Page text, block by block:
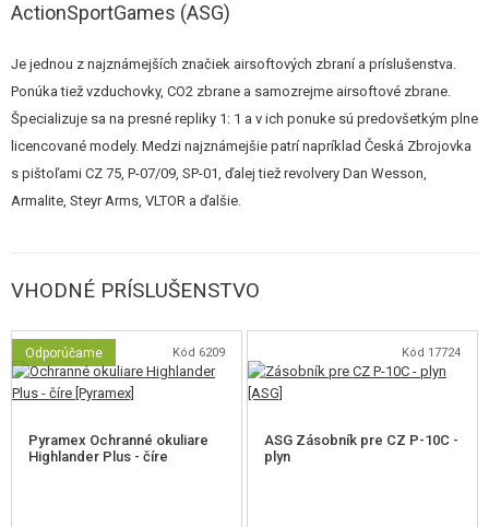
zásobníkmi. Okrem toho je táto pištoľ veľmi
Jejblowbackjeostrejší a realistickejšíako u najobľúbenejších
airsoftových pištolí. A vďaka svojej kvalitnej konštrukcii je pištoľ P-10 C
veľmi odolná, čo minimalizuje rýchlosť jej opotrebovania, a tým aj
nutnosť údržby. Navyše dokáže vystrieľať desať až dvanásť plných
zásobníkov, než sa u nej prejavia väčšie problémy s výkonom spôsobené
navrhnutú s ohľadom na potreby airsoftu.
ActionSportGames (ASG)
Je jednou z najznámejších značiek airsoftových zbraní a príslušenstva.
Ponúka tiež vzduchovky, CO2 zbrane a samozrejme airsoftové zbrane.
Špecializuje sa na presné repliky 1: 1 a v ich ponuke sú predovšetkým plne
licencované modely. Medzi najznámejšie patrí napríklad Česká Zbrojovka
s pištoľami CZ 75, P-07/09, SP-01, ďalej tiež revolvery Dan Wesson,
Armalite, Steyr Arms, VLTOR a ďalšie.
VHODNÉ PRÍSLUŠENSTVO
Odporúčame Kód 6209
Pyramex Ochranné okuliare
Highlander Plus - číre
Kód 17724
ASG Zásobník pre CZ P-10C -
plyn